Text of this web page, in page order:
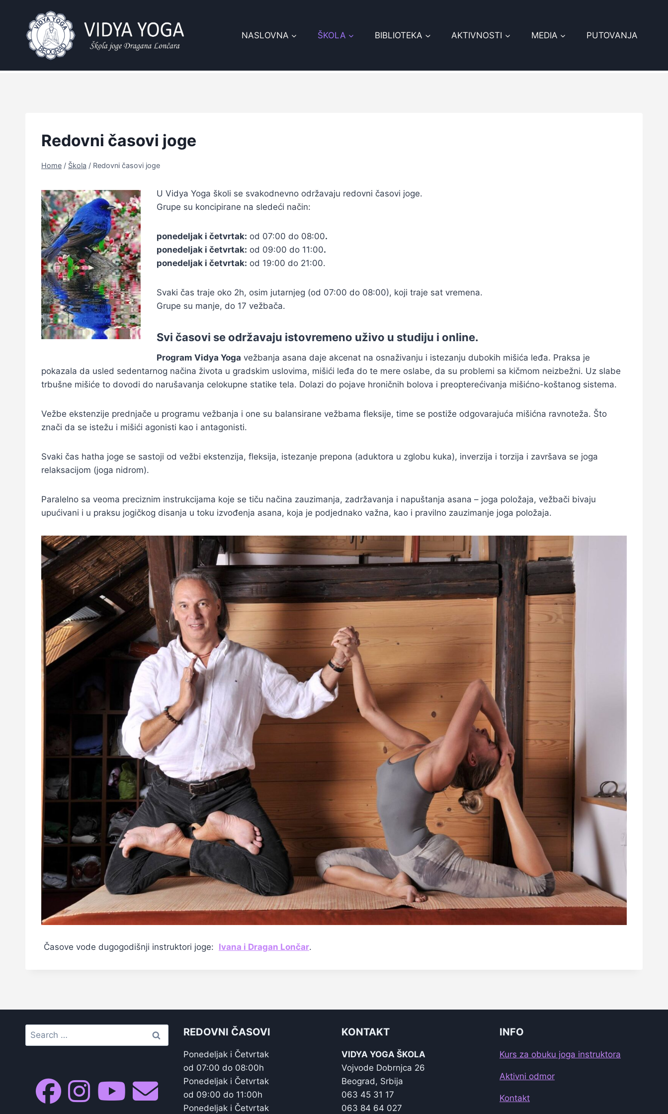
content
NASLOVNA ŠKOLA BIBLIOTEKA AKTIVNOSTI MEDIA PUTOVANJA
Redovni časovi joge
Home / Škola / Redovni časovi joge
U Vidya Yoga školi se svakodnevno održavaju redovni časovi joge.
Grupe su koncipirane na sledeći način:
ponedeljak i četvrtak: od 07:00 do 08:00.
ponedeljak i četvrtak: od 09:00 do 11:00.
ponedeljak i četvrtak: od 19:00 do 21:00.
Svaki čas traje oko 2h, osim jutarnjeg (od 07:00 do 08:00), koji traje sat vremena.
Grupe su manje, do 17 vežbača.
Svi časovi se održavaju istovremeno uživo u studiju i online.
Program Vidya Yoga vežbanja asana daje akcenat na osnaživanju i istezanju dubokih mišića leđa. Praksa je
pokazala da usled sedentarnog načina života u gradskim uslovima, mišići leđa do te mere oslabe, da su problemi sa kičmom neizbežni. Uz slabe
trbušne mišiće to dovodi do narušavanja celokupne statike tela. Dolazi do pojave hroničnih bolova i preopterećivanja mišićno-koštanog sistema.
Vežbe ekstenzije prednjače u programu vežbanja i one su balansirane vežbama fleksije, time se postiže odgovarajuća mišićna ravnoteža. Što
znači da se istežu i mišići agonisti kao i antagonisti.
Svaki čas hatha joge se sastoji od vežbi ekstenzija, fleksija, istezanje prepona (aduktora u zglobu kuka), inverzija i torzija i završava se joga
relaksacijom (joga nidrom).
Paralelno sa veoma preciznim instrukcijama koje se tiču načina zauzimanja, zadržavanja i napuštanja asana – joga položaja, vežbači bivaju
upućivani i u praksu jogičkog disanja u toku izvođenja asana, koja je podjednako važna, kao i pravilno zauzimanje joga položaja.
Časove vode dugogodišnji instruktori joge: Ivana i Dragan Lončar.
Search
for:
REDOVNI ČASOVI
Ponedeljak i Četvrtak
od 07:00 do 08:00h
Ponedeljak i Četvrtak
od 09:00 do 11:00h
Ponedeljak i Četvrtak
KONTAKT
VIDYA YOGA ŠKOLA
Vojvode Dobrnjca 26
Beograd, Srbija
063 45 31 17
063 84 64 027
INFO
Kurs za obuku joga instruktora
Aktivni odmor
Kontakt